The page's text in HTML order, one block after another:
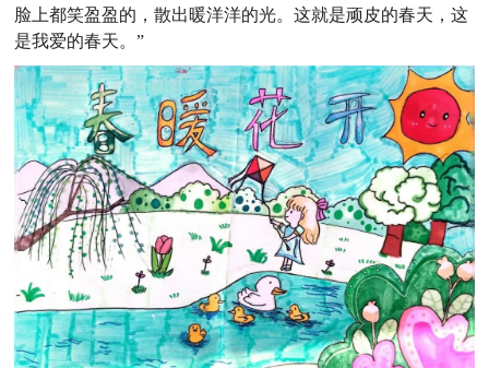
脸上都笑盈盈的，散出暖洋洋的光。这就是顽皮的春天，这
是我爱的春天。”